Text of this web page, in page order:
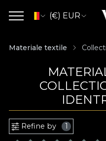
(€) EUR
Materiale textile
Refine by 1